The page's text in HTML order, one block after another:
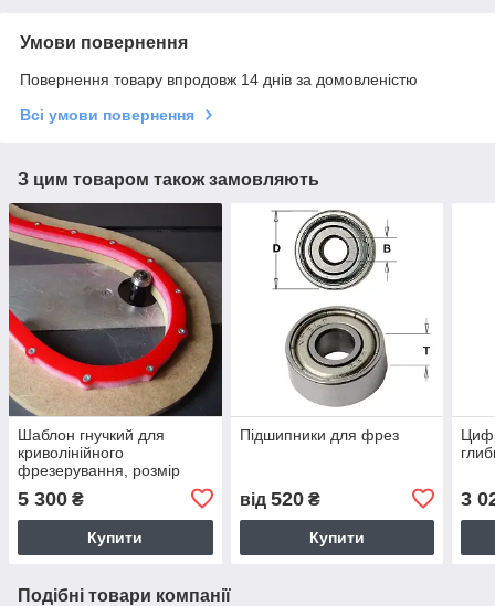
Умови повернення
Повернення товару впродовж 14 днів за домовленістю
Всі умови повернення
З цим товаром також замовляють
Шаблон гнучкий для
криволінійного
фрезерування, розмір
5 300 ₴
Купити
Підшипники для фрез
від 520₴
Купити
3
Подібні товари компанії